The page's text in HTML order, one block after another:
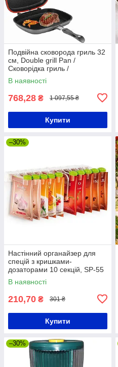
Подвійна сковорода гриль 32
см, Double grill Pan /
Сковорідка гриль /
Антипригарна сковорода
В наявності
768,28 ₴ 1 097,55 ₴
Купити
–30%
Настінний органайзер для
спецій з кришками-
дозаторами 10 секцій, SP-55
/ Навісний органайзер для
приправ
В наявності
210,70 ₴ 301 ₴
Купити
–30%